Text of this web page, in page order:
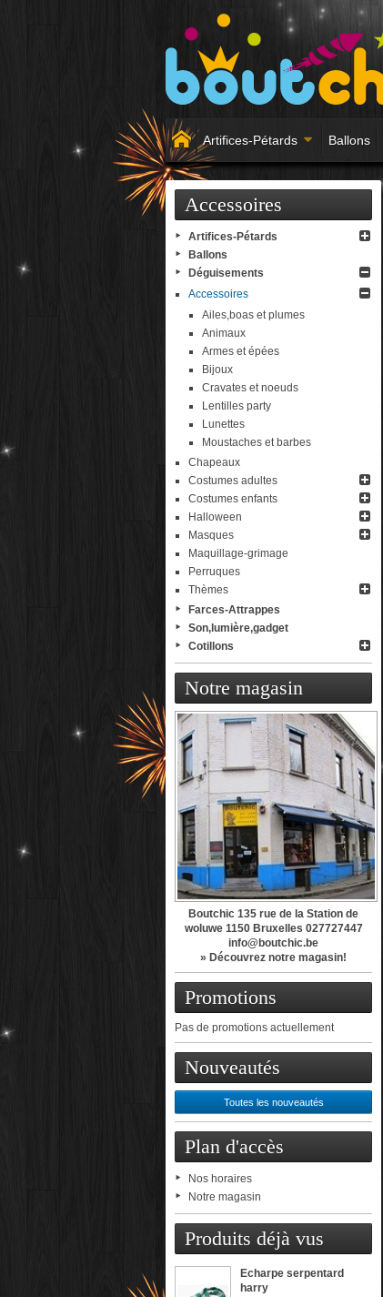
Artifices-Pétards Ballons
Accessoires
Artifices-Pétards
Ballons
Déguisements
Accessoires
Ailes,boas et plumes
Animaux
Armes et épées
Bijoux
Cravates et noeuds
Lentilles party
Lunettes
Moustaches et barbes
Chapeaux
Costumes adultes
Costumes enfants
Halloween
Masques
Maquillage-grimage
Perruques
Thèmes
Farces-Attrappes
Son,lumière,gadget
Cotillons
Notre magasin
Boutchic 135 rue de la Station de
woluwe 1150 Bruxelles 027727447
info@boutchic.be
» Découvrez notre magasin!
Promotions
Pas de promotions actuellement
Nouveautés
Toutes les nouveautés
Plan d'accès
Nos horaires
Notre magasin
Produits déjà vus
Echarpe serpentard
harry